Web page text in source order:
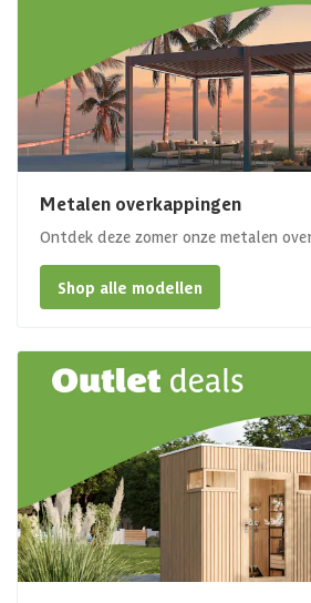
Metalen overkappingen
Ontdek deze zomer onze metalen
Shop alle modellen